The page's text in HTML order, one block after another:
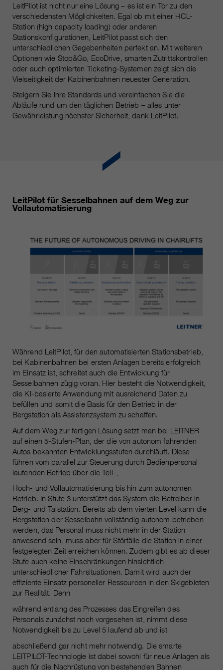
LeitPilot ist nicht nur eine Lösung – es ist ein Tor zu den
verschiedensten Möglichkeiten. Egal ob mit einer HCL-
Station (high capacity loading) oder anderen
Stationskonfigurationen, LeitPilot passt sich den
unterschiedlichen Gegebenheiten perfekt an. Mit weiteren
Optionen wie Stop&Go, EcoDrive, smarten Zutrittskontrollen
oder auch optimierten Ticketing-Systemen zeigt sich die
Vielseitigkeit der Kabinenbahnen neuester Generation.
Steigern Sie Ihre Standards und vereinfachen Sie die
Abläufe rund um den täglichen Betrieb – alles unter
Gewährleistung höchster Sicherheit, dank LeitPilot.
LeitPilot für Sesselbahnen auf dem Weg zur
Vollautomatisierung
Während LeitPilot, für den automatisierten Stationsbetrieb,
bei Kabinenbahnen bei ersten Anlagen bereits erfolgreich
im Einsatz ist, schreitet auch die Entwicklung für
Sesselbahnen zügig voran. Hier besteht die Notwendigkeit,
die KI-basierte Anwendung mit ausreichend Daten zu
befüllen und somit die Basis für den Betrieb in der
Bergstation als Assistenzsystem zu schaffen.
Auf dem Weg zur fertigen Lösung setzt man bei LEITNER
auf einen 5-Stufen-Plan, der die von autonom fahrenden
Autos bekannten Entwicklungsstufen durchläuft. Diese
führen vom parallel zur Steuerung durch Bedienpersonal
laufenden Betrieb über die Teil-,
Hoch- und Vollautomatisierung bis hin zum autonomen
Betrieb. In Stufe 3 unterstützt das System die Betreiber in
Berg- und Talstation. Bereits ab dem vierten Level kann die
Bergstation der Sesselbahn vollständig autonom betrieben
werden, das Personal muss nicht mehr in der Station
anwesend sein, muss aber für Störfälle die Station in einer
festgelegten Zeit erreichen können. Zudem gibt es ab dieser
Stufe auch keine Einschränkungen hinsichtlich
unterschiedlicher Fahrsituationen. Damit wird auch der
effiziente Einsatz personeller Ressourcen in den Skigebieten
zur Realität. Denn
während entlang des Prozesses das Eingreifen des
Personals zunächst noch vorgesehen ist, nimmt diese
Notwendigkeit bis zu Level 5 laufend ab und ist
abschließend gar nicht mehr notwendig. Die smarte
LEITPILOT-Technologie ist dabei sowohl für neue Anlagen als
auch für die Nachrüstung von bestehenden Bahnen